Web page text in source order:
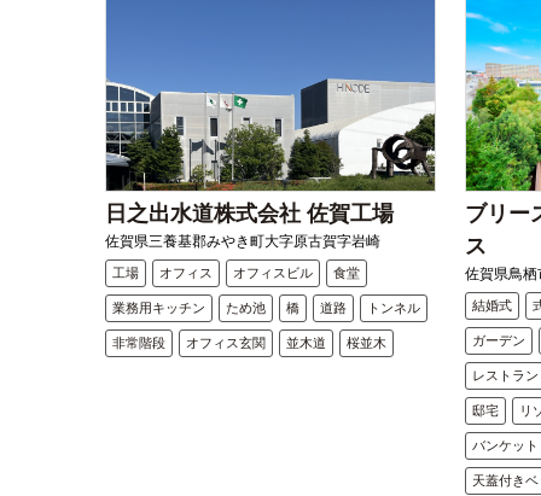
日之出水道株式会社 佐賀工場
佐賀県三養基郡みやき町大字原古賀字岩崎
工場 オフィス オフィスビル 食堂
業務用キッチン ため池 橋 道路 トンネル
非常階段 オフィス玄関 並木道 桜並木
ブリー
ス
佐賀県鳥
結婚式
ガーデン
レストラン
邸宅 リ
バンケット
天蓋付き